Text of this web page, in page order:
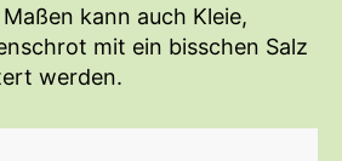
kann auch Kleie,
mit ein bisschen Salz
werden.